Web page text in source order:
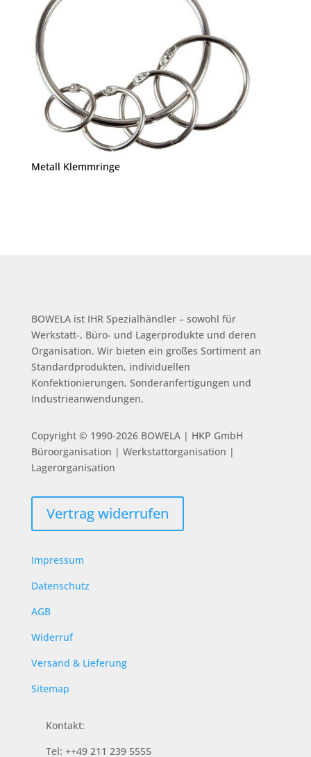
Metall Klemmringe
BOWELA ist IHR Spezialhändler – sowohl für
Werkstatt-, Büro- und Lagerprodukte und deren
Organisation. Wir bieten ein großes Sortiment an
Standardprodukten, individuellen
Konfektionierungen, Sonderanfertigungen und
Industrieanwendungen.
Copyright © 1990-2026 BOWELA | HKP GmbH
Büroorganisation | Werkstattorganisation |
Lagerorganisation
Vertrag widerrufen
Impressum
Datenschutz
AGB
Widerruf
Versand & Lieferung
Sitemap
Kontakt:
Tel: ++49 211 239 5555